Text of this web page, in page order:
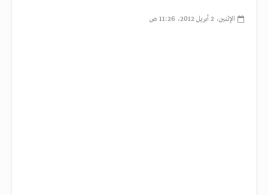
الإثنين، 2 أبريل 2012، 11:26 ص